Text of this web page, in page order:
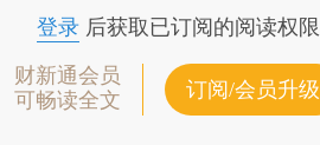
登录后获取已订阅的阅读权限
财新通会员
可畅读全文
订阅/会员升级